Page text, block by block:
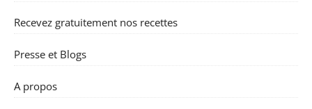
Recevez gratuitement nos recettes
Presse et Blogs
A propos